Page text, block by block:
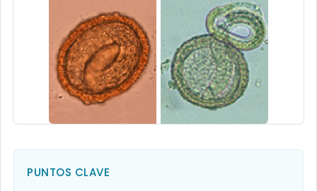
PUNTOS CLAVE